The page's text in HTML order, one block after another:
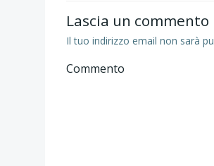
Lascia un commento
Il tuo indirizzo email non sarà
Commento